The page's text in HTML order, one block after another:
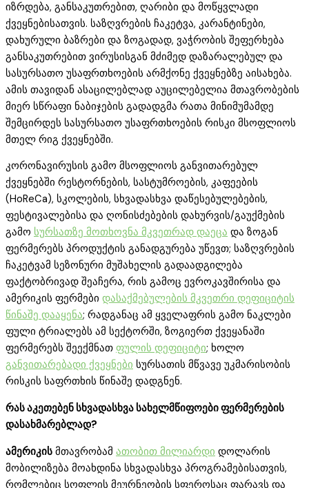
იზრდება, განსაკუთრებით, ღარიბი და მოწყვლადი
ქვეყნებისათვის. საზღვრების ჩაკეტვა, კარანტინები,
დახურული ბაზრები და ზოგადად, ვაჭრობის შეფერხება
განსაკუთრებით ვირუსისგან მძიმედ დაზარალებულ და
სასურსათო უსაფრთხოების არმქონე ქვეყნებზე აისახება.
ამის თავიდან ასაცილებლად აუცილებელია მთავრობების
მიერ სწრაფი ნაბიჯების გადადგმა რათა მინიმუმამდე
შემცირდეს სასურსათო უსაფრთხოების რისკი მსოფლიოს
მთელ რიგ ქვეყნებში.
კორონავირუსის გამო მსოფლიოს განვითარებულ
ქვეყნებში რესტორნების, სასტუმროების, კაფეების
(HoReCa), სკოლების, სხვადასხვა დაწესებულებების,
ფესტივალებისა და ღონისძებების დახურვის/გაუქმების
გამო სურსათზე მოთხოვნა მკვეთრად დაეცა და ზოგან
ფერმერებს პროდუქტის განადგურება უწევთ; საზღვრების
ჩაკეტვამ სეზონური მუშახელის გადაადგილება
ფაქტობრივად შეაჩერა, რის გამოც ევროკავშირისა და
ამერიკის ფერმები დასაქმებულების მკვეთრი დეფიციტის
წინაშე დააყენა; რადგანაც ამ ყველაფრის გამო ნაკლები
ფული ტრიალებს ამ სექტორში, ზოგიერთ ქვეყანაში
ფერმერებს შეექმნათ ფულის დეფიციტი; ხოლო
განვითარებადი ქვეყნები სურსათის მწვავე უკმარისობის
რისკის საფრთხის წინაშე დადგნენ.
რას აკეთებენ სხვადასხვა სახელმწიფოები ფერმერების
დასახმარებლად?
ამერიკის მთავრობამ ათობით მილიარდი დოლარის
მობილიზება მოახდინა სხვადასხვა პროგრამებისათვის,
რომლებიც სოფლის მეურნეობის სფეროსაც ფარავს და